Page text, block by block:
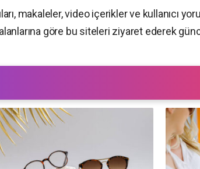
makaleler, video içerikler ve kullanıcı
alanlarına göre bu siteleri ziyaret ederek